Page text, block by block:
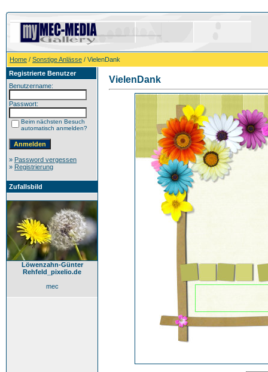
Home / Sonstige Anlässe / VielenDank
Registrierte Benutzer
Benutzername:
Passwort:
Beim nächsten Besuch
automatisch anmelden?
» Password vergessen
» Registrierung
Zufallsbild
Löwenzahn-Günter
Rehfeld_pixelio.de
mec
VielenDank